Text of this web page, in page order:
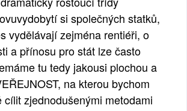
si společných statků,
vydělávají zejména rentiéři, o
a přínosu pro stát lze často
tu tedy jakousi plochou a
na kterou bychom
cílit zjednodušenými metodami